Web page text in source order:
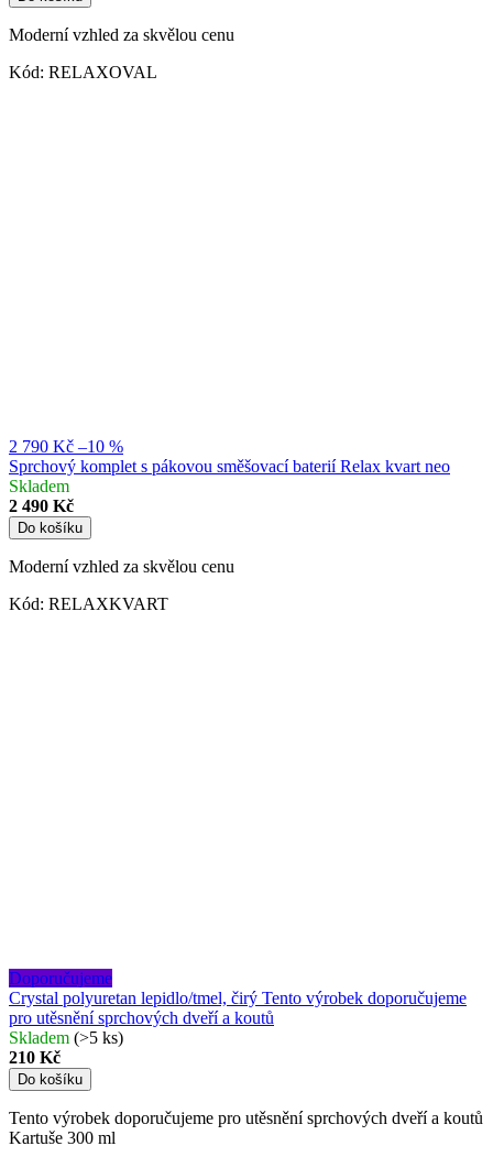
Moderní vzhled za skvělou cenu
Kód: RELAXOVAL
2 790 Kč –10 %
Sprchový komplet s pákovou směšovací baterií Relax kvart neo
Skladem
2 490 Kč
Do košíku
Moderní vzhled za skvělou cenu
Kód: RELAXKVART
Doporučujeme
Crystal polyuretan lepidlo/tmel, čirý Tento výrobek doporučujeme
pro utěsnění sprchových dveří a koutů
Skladem (>5 ks)
210 Kč
Do košíku
Tento výrobek doporučujeme pro utěsnění sprchových dveří a koutů
Kartuše 300 ml